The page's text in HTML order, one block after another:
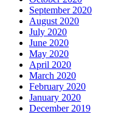
September 2020
August 2020
July 2020
June 2020
May 2020
April 2020
March 2020
February 2020
January 2020
December 2019